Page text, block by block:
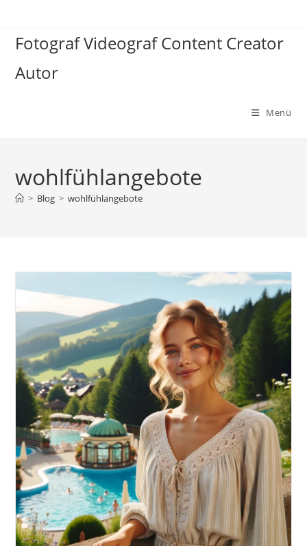
springen
Fotograf Videograf Content Creator
Autor
Menü
wohlfühlangebote
> Blog > wohlfühlangebote